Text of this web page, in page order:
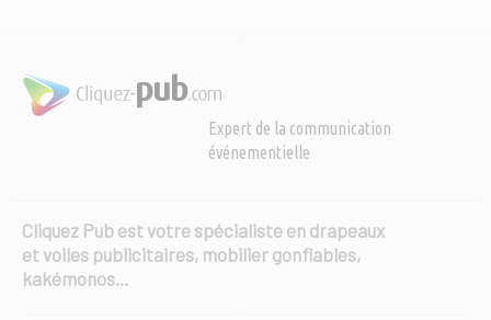
Expert de la communication
événementielle
Cliquez Pub est votre spécialiste en drapeaux
et voiles publicitaires, mobilier gonflables,
kakémonos…